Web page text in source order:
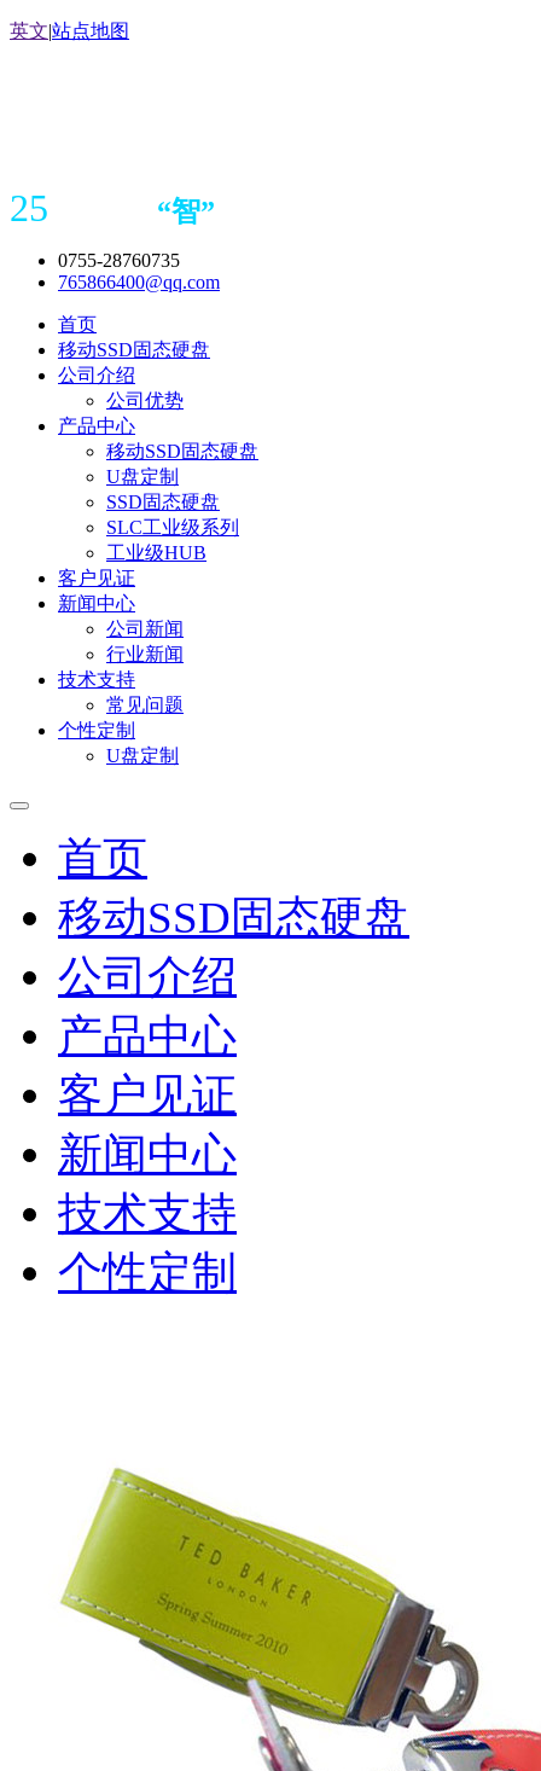
英文|站点地图
25 “智”
0755-28760735
765866400@qq.com
首页
移动SSD固态硬盘
公司介绍
公司优势
产品中心
移动SSD固态硬盘
U盘定制
SSD固态硬盘
SLC工业级系列
工业级HUB
客户见证
新闻中心
公司新闻
行业新闻
技术支持
常见问题
个性定制
U盘定制
首页
移动SSD固态硬盘
公司介绍
产品中心
客户见证
新闻中心
技术支持
个性定制